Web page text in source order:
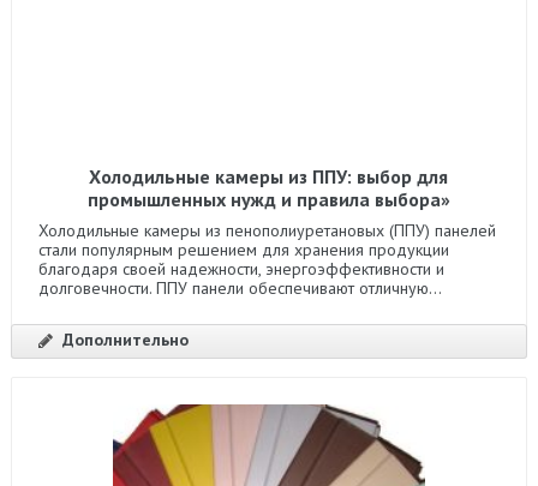
Холодильные камеры из ППУ: выбор для
промышленных нужд и правила выбора»
Холодильные камеры из пенополиуретановых (ППУ) панелей
стали популярным решением для хранения продукции
благодаря своей надежности, энергоэффективности и
долговечности. ППУ панели обеспечивают отличную...
Дополнительно